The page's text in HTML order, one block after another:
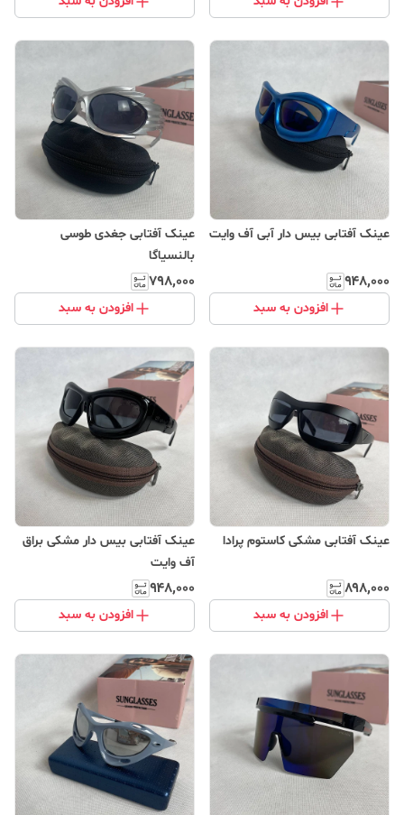
عینک آفتابی بیس دار آبی آف وایت
۹۴۸٬۰۰۰
افزودن به سبد
عینک آفتابی جغدی طوسی
بالنسیاگا
۷۹۸٬۰۰۰
افزودن به سبد
عینک آفتابی مشکی کاستوم پرادا
۸۹۸٬۰۰۰
افزودن به سبد
عینک آفتابی بیس دار مشکی براق
آف وایت
۹۴۸٬۰۰۰
افزودن به سبد